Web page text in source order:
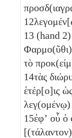
12
13 (hand 2)
Φαρμο(ῦθι)
τὸ
14τὰς
ἑτέρ[ο]ις
15ἐφʼ οὗ ὁ